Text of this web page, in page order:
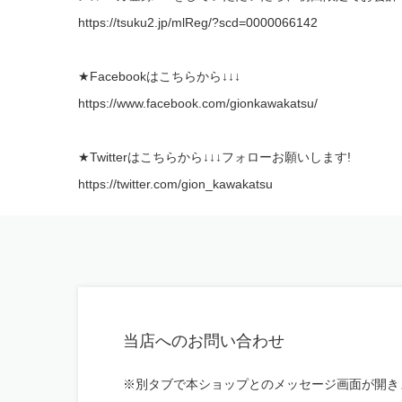
https://tsuku2.jp/mlReg/?scd=0000066142
★Facebookはこちらから↓↓↓
https://www.facebook.com/gionkawakatsu/
★Twitterはこちらから↓↓↓フォローお願いします!
https://twitter.com/gion_kawakatsu
当店へのお問い合わせ
※別タブで本ショップとのメッセージ画面が開き